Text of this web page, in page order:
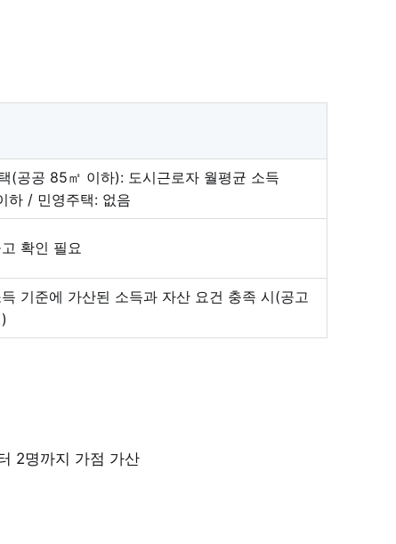
(공공 85㎡ 이하): 도시근로자 월평균 소득
하 / 민영주택: 없음
확인 필요
기준에 가산된 소득과 자산 요건 충족 시(공고
2명까지 가점 가산